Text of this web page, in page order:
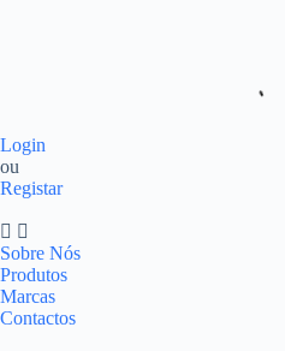
Login
ou
Registar
Sobre Nós
Produtos
Marcas
Contactos